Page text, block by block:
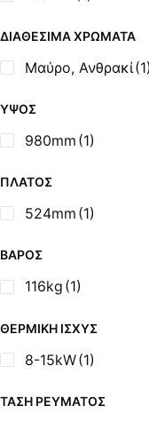
Σόμπες Ξύλου
Σόμπες
Σόμπες
Σόμπες
Σόμπες
Σόμπες
Σόμπες Υγραερίου
Σούβλες -
Σωλήνες
Τζάκια - Εστίες
Ψησταριές
ΔΙΑΘΈΣΙΜΑ ΧΡΏΜΑΤΑ
Μαύρο, Ανθρακί(1)
ΎΨΟΣ
980mm (1)
ΠΛΆΤΟΣ
524mm (1)
ΒΆΡΟΣ
116kg (1)
ΘΕΡΜΙΚΉ ΙΣΧΎΣ
8-15kW(1)
ΤΆΣΗ ΡΕΎΜΑΤΟΣ